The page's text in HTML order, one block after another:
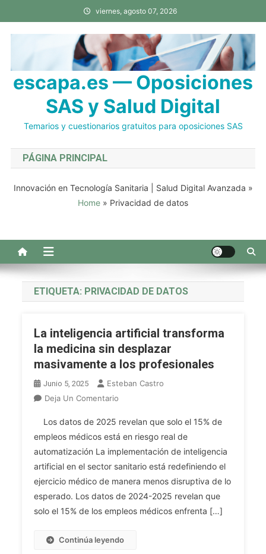
al
contenido
viernes, agosto 07, 2026
escapa.es — Oposiciones
SAS y Salud Digital
Temarios y cuestionarios gratuitos para oposiciones SAS
PÁGINA PRINCIPAL
Innovación en Tecnología Sanitaria | Salud Digital Avanzada »
Home » Privacidad de datos
ETIQUETA: PRIVACIDAD DE DATOS
La inteligencia artificial transforma
la medicina sin desplazar
masivamente a los profesionales
Junio 5, 2025
Esteban Castro
Deja Un Comentario
Inteligencia
Artificial
Transforma
La
Medicina
Sin
Desplazar
Los datos de 2025 revelan que solo el 15% de
empleos médicos está en riesgo real de
automatización La implementación de inteligencia
artificial en el sector sanitario está redefiniendo el
ejercicio médico de manera menos disruptiva de lo
esperado. Los datos de 2024-2025 revelan que
solo el 15% de los empleos médicos enfrenta […]
Continúa leyendo